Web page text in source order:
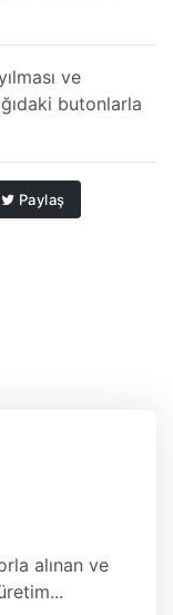
ve
butonlarla
Paylaş
alınan ve